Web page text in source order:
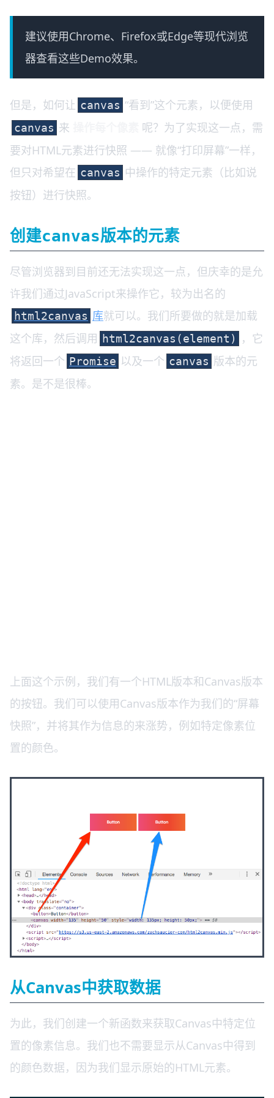
建议使用Chrome、Firefox或Edge等现代浏览
器查看这些Demo效果。
但是，如何让 canvas “看到”这个元素，以便使用
canvas 来
呢？为了实现这一点，需
要对HTML元素进行快照 —— 就像“打印屏幕”一样，
但只对希望在 canvas 中操作的特定元素（比如说
按钮）进行快照。
创建canvas版本的元素
尽管浏览器到目前还无法实现这一点，但庆幸的是允
许我们通过JavaScript来操作它，较为出名的
html2canvas 库就可以。我们所要做的就是加载
这个库，然后调用 html2canvas(element)
，它
将返回一个 Promise 以及一个 canvas 版本的元
素。是不是很棒。
上面这个示例，我们有一个HTML版本和Canvas版本
的按钮。我们可以使用Canvas版本作为我们的“屏幕
快照”，并将其作为信息的来涨势，例如特定像素位
置的颜色。
从Canvas中获取数据
为此，我们创建一个新函数来获取Canvas中特定位
置的像素信息。我们也不需要显示从Canvas中得到
的颜色数据，因为我们显示原始的HTML元素。